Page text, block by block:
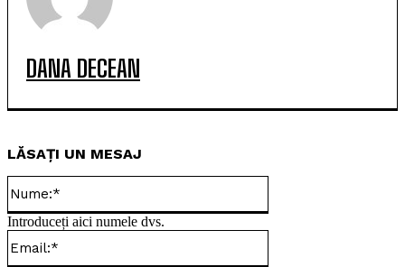
DANA DECEAN
LĂSAȚI UN MESAJ
Introduceți aici numele dvs.